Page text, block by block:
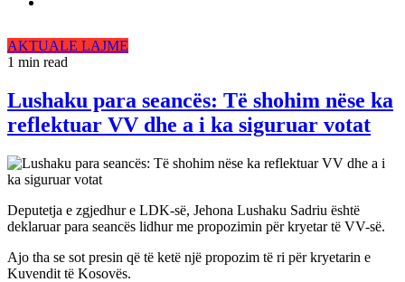
AKTUALE LAJME
1 min read
Lushaku para seancës: Të shohim nëse ka
reflektuar VV dhe a i ka siguruar votat
Deputetja e zgjedhur e LDK-së, Jehona Lushaku Sadriu është
deklaruar para seancës lidhur me propozimin për kryetar të VV-së.
Ajo tha se sot presin që të ketë një propozim të ri për kryetarin e
Kuvendit të Kosovës.